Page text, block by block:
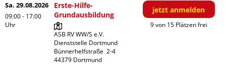
Sa. 29.08.2026
09:00 - 17:00
Uhr
Erste-Hilfe-
Grundausbildung
ASB RV WW/S e.V.
Dienststelle Dortmund
Bünnerhelfstraße  2-4
jetzt anmelden
9 von 15 Plätzen frei